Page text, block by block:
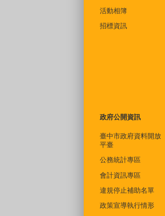
活動相簿
招標資訊
政府公開資訊
臺中市政府資料開放
平臺
公務統計專區
會計資訊專區
違規停止補助名單
政策宣導執行情形